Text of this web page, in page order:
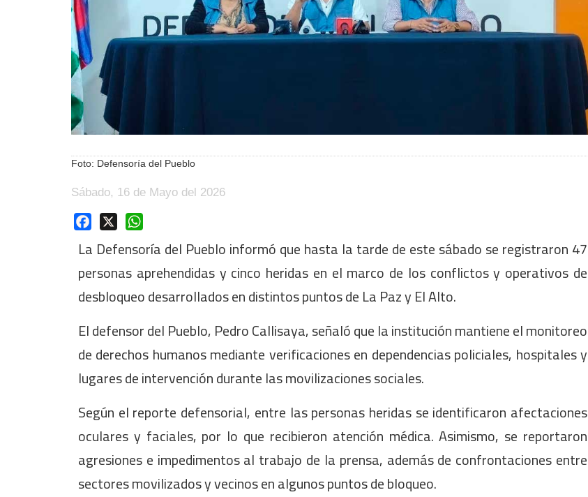
Foto: Defensoría del Pueblo
Sábado, 16 de Mayo del 2026
Facebook
La Defensoría del Pueblo informó que hasta la tarde de este sábado se registraron 47
personas aprehendidas y cinco heridas en el marco de los conflictos y operativos de
desbloqueo desarrollados en distintos puntos de La Paz y El Alto.
El defensor del Pueblo, Pedro Callisaya, señaló que la institución mantiene el monitoreo
de derechos humanos mediante verificaciones en dependencias policiales, hospitales y
lugares de intervención durante las movilizaciones sociales.
Según el reporte defensorial, entre las personas heridas se identificaron afectaciones
oculares y faciales, por lo que recibieron atención médica. Asimismo, se reportaron
agresiones e impedimentos al trabajo de la prensa, además de confrontaciones entre
sectores movilizados y vecinos en algunos puntos de bloqueo.